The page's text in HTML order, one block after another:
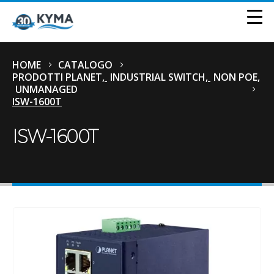
HOME
CATALOGO
PRODOTTI PLANET, INDUSTRIAL SWITCH, NON POE,
UNMANAGED
ISW-1600T
ISW-1600T